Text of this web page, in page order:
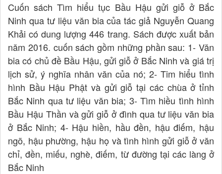
Cuốn sách Tìm hiểu tục Bầu Hậu gửi giỗ ở Bắc
Ninh qua tư liệu văn bia của tác giả Nguyễn Quang
Khải có dung lượng 446 trang. Sách được xuất bản
năm 2016. cuốn sách gồm những phần sau: 1- Văn
bia có chủ đề Bầu Hậu, gửi giỗ ở Bắc Ninh và giá trị
lịch sử, ý nghĩa nhân văn của nó; 2- Tim hiểu tình
hình Bầu Hậu Phật và gửi giỗ tại các chùa ở tỉnh
Bắc Ninh qua tư liệu văn bia; 3- Tìm hiều tình hình
Bầu Hậu Thần và gửi giỗ ở đình qua tư liệu văn bia
ở Bắc Ninh; 4- Hậu hiền, hầu đền, hậu điếm, hậu
ngõ, hậu phường, hậu họ và tình hình gửi giỗ ở văn
chỉ, đền, miếu, nghè, điếm, từ đường tại các làng ở
Bắc Ninh